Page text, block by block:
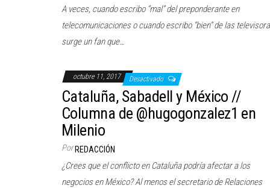
A veces, cuando escribo “mal” del preponderante en
telecomunicaciones o cuando escribo “bien” de las
surge un fan que…
octubre 11, 2017 Desactivado
Cataluña, Sabadell y México //
Columna de @hugogonzalez1 en
Milenio
Por REDACCIÓN
¿Crees que el conflicto en Cataluña podría afectar a los
negocios en México? Al menos el secretario de Relaciones